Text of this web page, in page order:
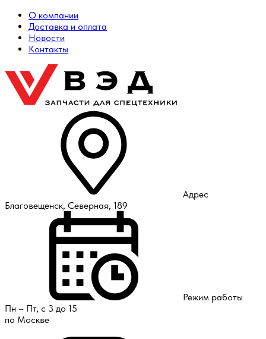
О компании
Доставка и оплата
Новости
Контакты
Адрес
Благовещенск, Северная, 189
Режим работы
Пн – Пт, с 3 до 15
по Москве